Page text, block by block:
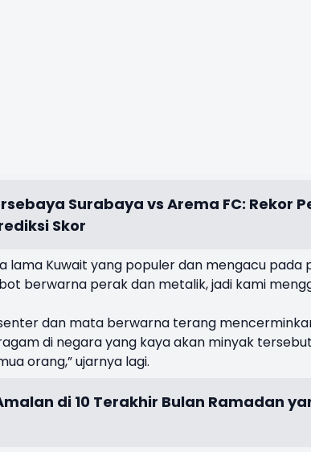
Surabaya vs Arema FC: Rekor
Skor
lama Kuwait yang populer dan mengacu pada
berwarna perak dan metalik, jadi kami
dan mata berwarna terang
di negara yang kaya akan minyak
orang,” ujarnya lagi.
di 10 Terakhir Bulan Ramadan